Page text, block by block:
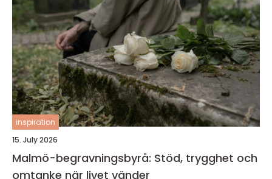
inspiration
15. July 2026
Malmö-begravningsbyrå: Stöd, trygghet och
omtanke när livet vänder